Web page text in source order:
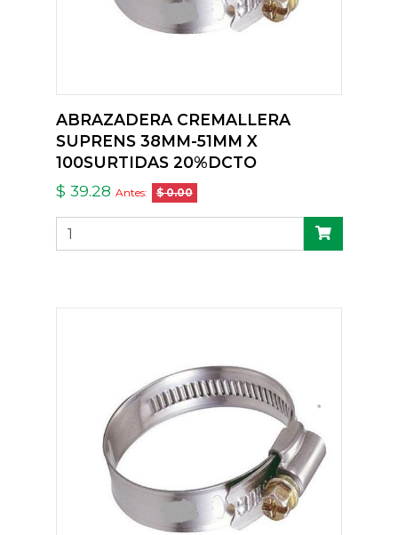
ABRAZADERA CREMALLERA
SUPRENS 38MM-51MM X
100SURTIDAS 20%DCTO
$ 39.28 Antes: $ 0.00